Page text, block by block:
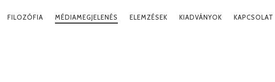
FILOZÓFIA MÉDIAMEGJELENÉS ELEMZÉSEK KIADVÁNYOK KAPCSOLAT